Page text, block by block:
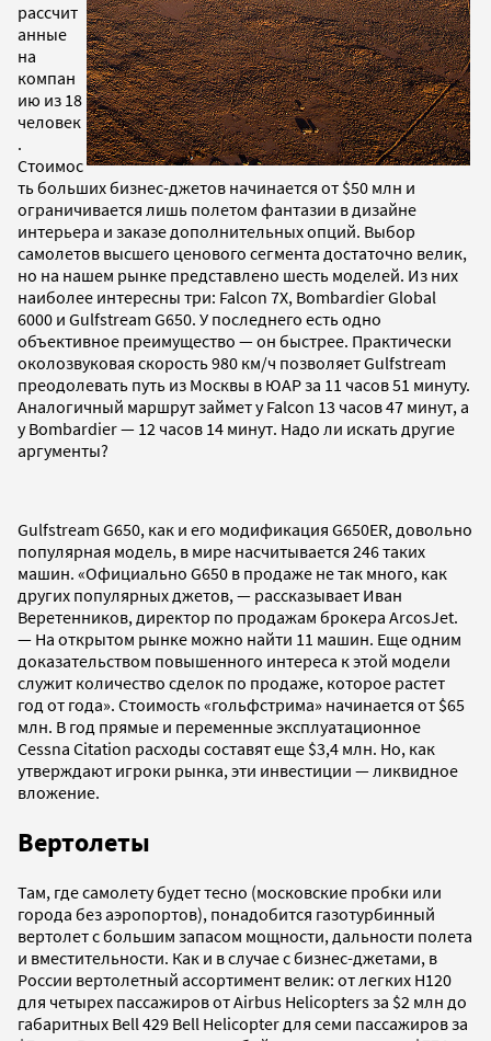
рассчит
анные
на
компан
ию из 18
человек
.
Стоимос
ть больших бизнес-джетов начинается от $50 млн и
ограничивается лишь полетом фантазии в дизайне
интерьера и заказе дополнительных опций. Выбор
самолетов высшего ценового сегмента достаточно велик,
но на нашем рынке представлено шесть моделей. Из них
наиболее интересны три: Falcon 7X, Bombardier Global
6000 и Gulfstream G650. У последнего есть одно
объективное преимущество — он быстрее. Практически
околозвуковая скорость 980 км/ч позволяет Gulfstream
преодолевать путь из Москвы в ЮАР за 11 часов 51 минуту.
Аналогичный маршрут займет у Falcon 13 часов 47 минут, а
у Bombardier — 12 часов 14 минут. Надо ли искать другие
аргументы?
Gulfstream G650, как и его модификация G650ER, довольно
популярная модель, в мире насчитывается 246 таких
машин. «Официально G650 в продаже не так много, как
других популярных джетов, — рассказывает Иван
Веретенников, директор по продажам брокера ArcosJet.
— На открытом рынке можно найти 11 машин. Еще одним
доказательством повышенного интереса к этой модели
служит количество сделок по продаже, которое растет
год от года». Стоимость «гольфстрима» начинается от $65
млн. В год прямые и переменные эксплуатационное
Cessna Citation расходы составят еще $3,4 млн. Но, как
утверждают игроки рынка, эти инвестиции — ликвидное
вложение.
Вертолеты
Там, где самолету будет тесно (московские пробки или
города без аэропортов), понадобится газотурбинный
вертолет с большим запасом мощности, дальности полета
и вместительности. Как и в случае с бизнес-джетами, в
России вертолетный ассортимент велик: от легких Н120
для четырех пассажиров от Airbus Helicopters за $2 млн до
габаритных Bell 429 Bell Helicopter для семи пассажиров за